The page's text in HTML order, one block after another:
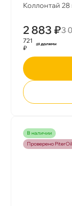
Коллонтай 28
2 883 ₽3
721
₽
наличии
Проверено